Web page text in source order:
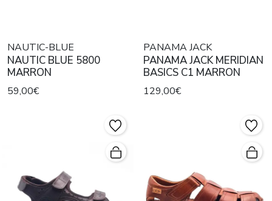
NAUTIC-BLUE
NAUTIC BLUE 5800
MARRON
59,00€
PANAMA JACK
PANAMA JACK MERIDIAN
BASICS C1 MARRON
129,00€